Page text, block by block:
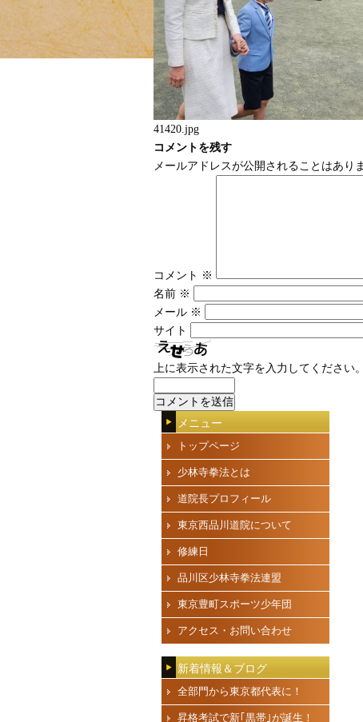
41420.jpg
コメントを残す
メールアドレスが公開されることはあり
コメント ※
名前 ※
メール ※
サイト
上に表示された文字を入力してください。
メニュー
トップページ
少林寺拳法とは
道院長プロフィール
東京西品川道院について
修練日
品川区少林寺拳法連盟
東京豊町スポーツ少年団
アクセス・お問い合わせ
新着情報＆ブログ
全部門から東京都代表に！
昇格考試で新｢黒帯｣が誕生！